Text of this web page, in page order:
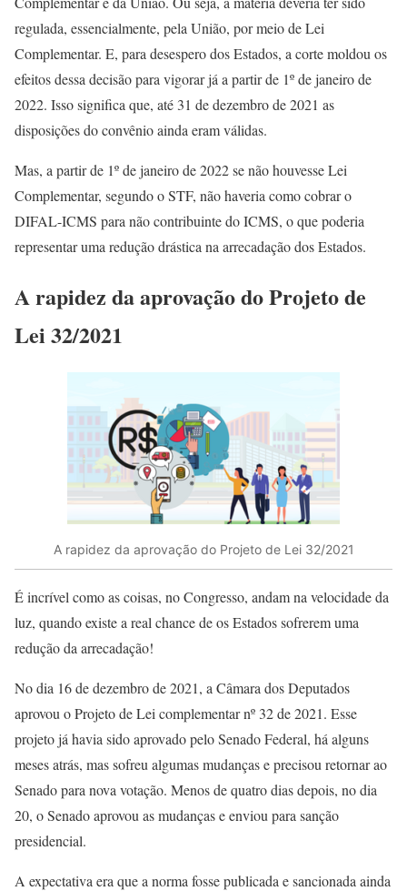
regulada, essencialmente, pela União, por meio de Lei
Complementar. E, para desespero dos Estados, a corte moldou os
efeitos dessa decisão para vigorar já a partir de 1º de janeiro de
2022. Isso significa que, até 31 de dezembro de 2021 as
disposições do convênio ainda eram válidas.
Mas, a partir de 1º de janeiro de 2022 se não houvesse Lei
Complementar, segundo o STF, não haveria como cobrar o
DIFAL-ICMS para não contribuinte do ICMS, o que poderia
representar uma redução drástica na arrecadação dos Estados.
A rapidez da aprovação do Projeto de
Lei 32/2021
A rapidez da aprovação do Projeto de Lei 32/2021
É incrível como as coisas, no Congresso, andam na velocidade da
luz, quando existe a real chance de os Estados sofrerem uma
redução da arrecadação!
No dia 16 de dezembro de 2021, a Câmara dos Deputados
aprovou o Projeto de Lei complementar nº 32 de 2021. Esse
projeto já havia sido aprovado pelo Senado Federal, há alguns
meses atrás, mas sofreu algumas mudanças e precisou retornar ao
Senado para nova votação. Menos de quatro dias depois, no dia
20, o Senado aprovou as mudanças e enviou para sanção
presidencial.
A expectativa era que a norma fosse publicada e sancionada ainda